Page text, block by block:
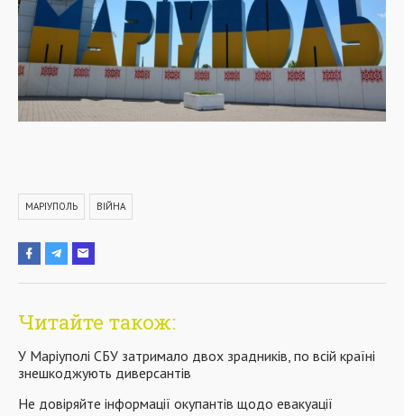
МАРІУПОЛЬ ВІЙНА
Читайте також:
У Маріуполі СБУ затримало двох зрадників, по всій країні
знешкоджують диверсантів
Не довіряйте інформації окупантів щодо евакуації